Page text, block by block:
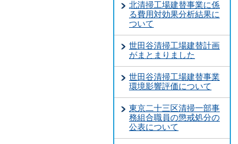
北清掃工場建替事業に係
る費用対効果分析結果に
ついて
世田谷清掃工場建替計画
がまとまりました
世田谷清掃工場建替事業
環境影響評価について
東京二十三区清掃一部事
務組合職員の懲戒処分の
公表について